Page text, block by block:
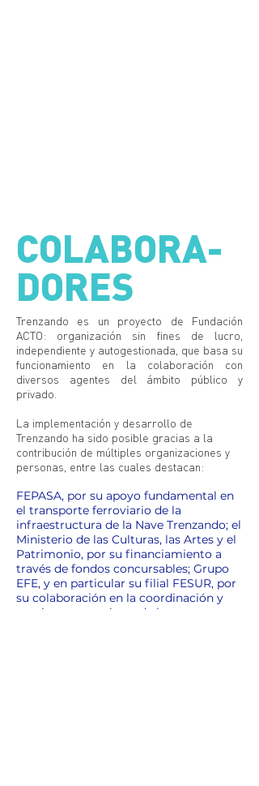
COLABORA-
DORES
Trenzando es un proyecto de Fundación
ACTO: organización sin fines de lucro,
independiente y autogestionada, que basa su
funcionamiento en la colaboración con
diversos agentes del ámbito público y
privado.
La implementación y desarrollo de
Trenzando ha sido posible gracias a la
contribución de múltiples organizaciones y
personas, entre las cuales destacan:
FEPASA, por su apoyo fundamental en
el transporte ferroviario de la
infraestructura de la Nave Trenzando; el
Ministerio de las Culturas, las Artes y el
Patrimonio, por su financiamiento a
través de fondos concursables; Grupo
EFE, y en particular su filial FESUR, por
su colaboración en la coordinación y
gestiones para el uso de las